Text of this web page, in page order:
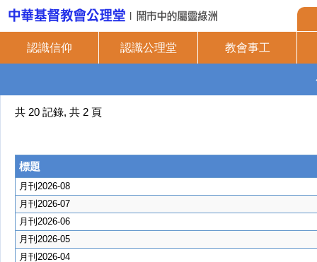
認識信仰 認識公理堂 教會事工
共 20 記錄, 共 2 頁
標題
月刊2026-08
月刊2026-07
月刊2026-06
月刊2026-05
月刊2026-04